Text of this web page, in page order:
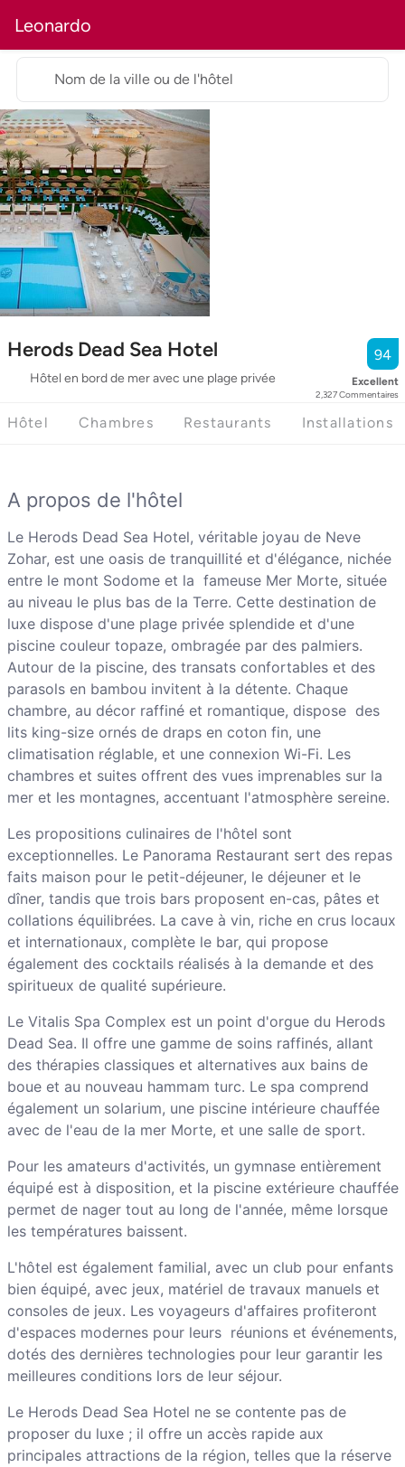
Leonardo
Herods Dead Sea Hotel
Hôtel en bord de mer avec une plage privée
94
Excellent
2,327Commentaires
Nom de la ville ou de l'hôtel
Hôtel Chambres Restaurants Installations
A propos de l'hôtel
Le Herods Dead Sea Hotel, véritable joyau de Neve
Zohar, est une oasis de tranquillité et d'élégance, nichée
entre le mont Sodome et la fameuse Mer Morte, située
au niveau le plus bas de la Terre. Cette destination de
luxe dispose d'une plage privée splendide et d'une
piscine couleur topaze, ombragée par des palmiers.
Autour de la piscine, des transats confortables et des
parasols en bambou invitent à la détente. Chaque
chambre, au décor raffiné et romantique, dispose des
lits king-size ornés de draps en coton fin, une
climatisation réglable, et une connexion Wi-Fi. Les
chambres et suites offrent des vues imprenables sur la
mer et les montagnes, accentuant l'atmosphère sereine.
Les propositions culinaires de l'hôtel sont
exceptionnelles. Le Panorama Restaurant sert des repas
faits maison pour le petit-déjeuner, le déjeuner et le
dîner, tandis que trois bars proposent en-cas, pâtes et
collations équilibrées. La cave à vin, riche en crus locaux
et internationaux, complète le bar, qui propose
également des cocktails réalisés à la demande et des
spiritueux de qualité supérieure.
Le Vitalis Spa Complex est un point d'orgue du Herods
Dead Sea. Il offre une gamme de soins raffinés, allant
des thérapies classiques et alternatives aux bains de
boue et au nouveau hammam turc. Le spa comprend
également un solarium, une piscine intérieure chauffée
avec de l'eau de la mer Morte, et une salle de sport.
Pour les amateurs d'activités, un gymnase entièrement
équipé est à disposition, et la piscine extérieure chauffée
permet de nager tout au long de l'année, même lorsque
les températures baissent.
L'hôtel est également familial, avec un club pour enfants
bien équipé, avec jeux, matériel de travaux manuels et
consoles de jeux. Les voyageurs d'affaires profiteront
d'espaces modernes pour leurs réunions et événements,
dotés des dernières technologies pour leur garantir les
meilleures conditions lors de leur séjour.
Le Herods Dead Sea Hotel ne se contente pas de
proposer du luxe ; il offre un accès rapide aux
principales attractions de la région, telles que la réserve